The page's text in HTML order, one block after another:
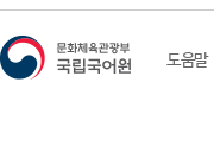
도움말